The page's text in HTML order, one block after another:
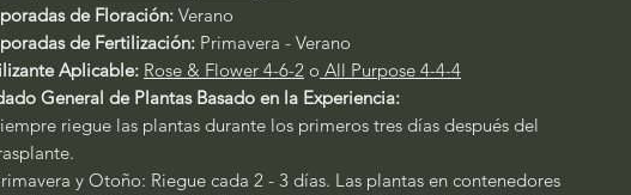
de Floración: Verano
de Fertilización: Primavera - Verano
Aplicable: Rose & Flower 4-6-2 o All Purpose 4-4-4
General de Plantas Basado en la Experiencia:
riegue las plantas durante los primeros tres días después del
y Otoño: Riegue cada 2 - 3 días. Las plantas en contenedores